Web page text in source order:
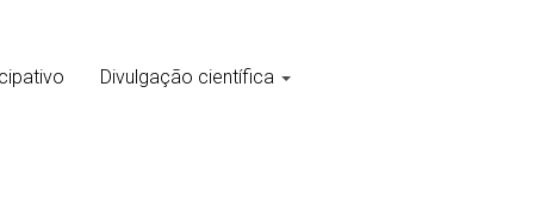
Divulgação científica